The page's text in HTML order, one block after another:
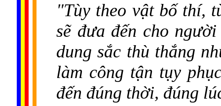
"Tùy theo vật bố thí,
sẽ đưa đến cho
dung sắc thù thắng
làm công tận tụy
đến đúng thời, đúng